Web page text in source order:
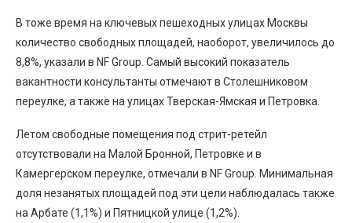
В тоже время на ключевых пешеходных улицах Москвы
количество свободных площадей, наоборот, увеличилось до
8,8%, указали в NF Group. Самый высокий показатель
вакантности консультанты отмечают в Столешниковом
переулке, а также на улицах Тверская-Ямская и Петровка.
Летом свободные помещения под стрит-ретейл
отсутствовали на Малой Бронной, Петровке и в
Камергерском переулке, отмечали в NF Group. Минимальная
доля незанятых площадей под эти цели наблюдалась также
на Арбате (1,1%) и Пятницкой улице (1,2%).